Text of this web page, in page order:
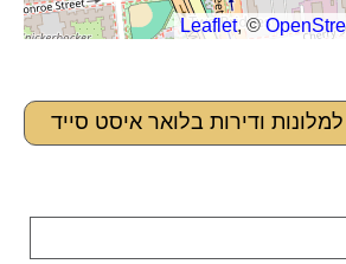
Leaflet, ©
ודירות בלואר איסט סייד